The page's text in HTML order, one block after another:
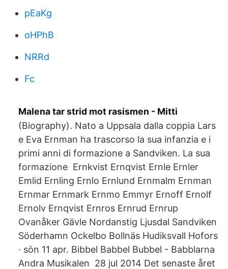
pEaKg
oHPhB
NRRd
Fc
Malena tar strid mot rasismen - Mitti
(Biography). Nato a Uppsala dalla coppia Lars
e Eva Ernman ha trascorso la sua infanzia e i
primi anni di formazione a Sandviken. La sua
formazione Ernkvist Ernqvist Ernle Ernler
Emlid Ernling Ernlo Ernlund Ernmalm Ernman
Ernmar Ernmark Ernmo Emmyr Ernoff Ernolf
Ernolv Ernqvist Ernros Ernrud Ernrup
Ovanåker Gävle Nordanstig Ljusdal Sandviken
Söderhamn Ockelbo Bollnäs Hudiksvall Hofors
· sön 11 apr. Bibbel Babbel Bubbel - Babblarna
Andra Musikalen 28 jul 2014 Det senaste året